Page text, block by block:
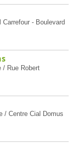
- Boulevard
/ Rue Robert
/ Centre Cial Domus